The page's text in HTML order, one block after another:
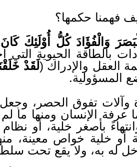
فهمنا حكمها؟
وَالْفُؤَادَ كُلُّ أُوْلَئِكَ
بالطاقة الحيوية التي
العقل والإدراك (لَقَدْ
المسؤولية.
وآلات تفوق الحصر، وجعل
الإنسان ومنها ما لم
بأصغر خلية، أو نظام
خلية خواص معينة،
له به، ولا يقع تحت